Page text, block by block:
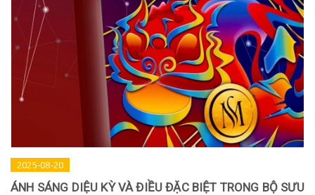
2025-08-20
ÁNH SÁNG DIỆU KỲ VÀ ĐIỀU ĐẶC BIỆT TRONG BỘ SƯU